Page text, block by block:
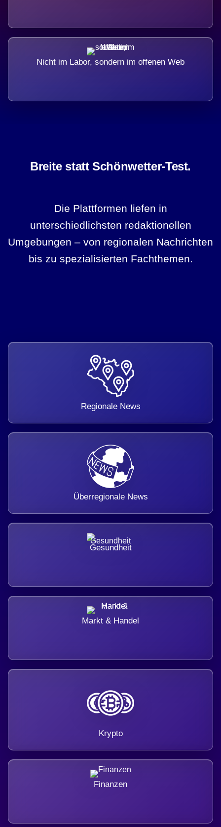
Nicht im Labor, sondern im offenen Web
Breite statt Schönwetter-Test.
Die Plattformen liefen in
unterschiedlichsten redaktionellen
Umgebungen – von regionalen Nachrichten
bis zu spezialisierten Fachthemen.
Regionale News
Überregionale News
Gesundheit
Markt & Handel
Krypto
Finanzen